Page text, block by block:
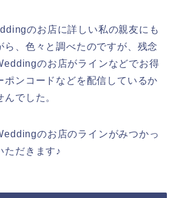
のお店に詳しい私の親友にも
ら、色々と調べたのですが、残念
のお店がラインなどでお得
ポンコードなどを配信しているか
でした。
のお店のラインがみつかっ
ただきます♪